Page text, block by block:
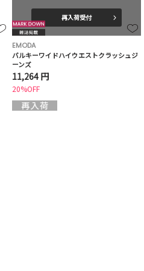
再入荷受付
EMODA
バルキーワイドハイウエストクラッシュジ
ーンズ
11,264 円
20%OFF